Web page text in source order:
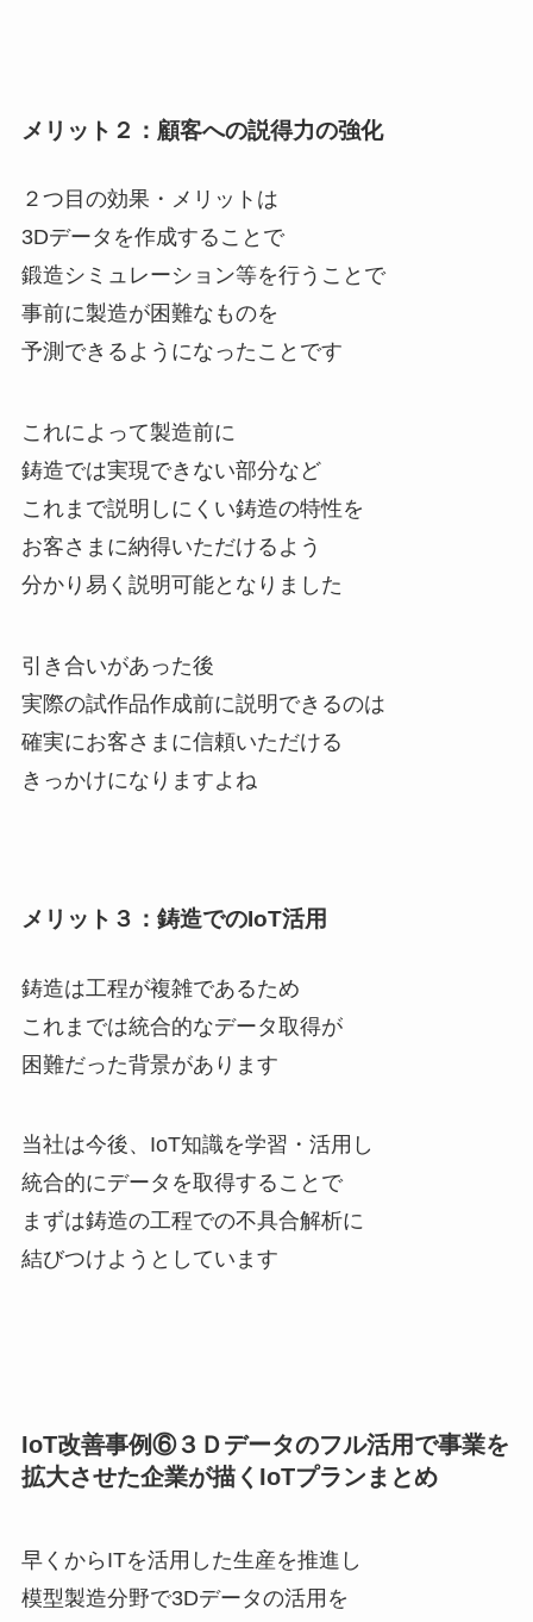
メリット２：顧客への説得力の強化
２つ目の効果・メリットは
3Dデータを作成することで
鍛造シミュレーション等を行うことで
事前に製造が困難なものを
予測できるようになったことです
これによって製造前に
鋳造では実現できない部分など
これまで説明しにくい鋳造の特性を
お客さまに納得いただけるよう
分かり易く説明可能となりました
引き合いがあった後
実際の試作品作成前に説明できるのは
確実にお客さまに信頼いただける
きっかけになりますよね
メリット３：鋳造でのIoT活用
鋳造は工程が複雑であるため
これまでは統合的なデータ取得が
困難だった背景があります
当社は今後、IoT知識を学習・活用し
統合的にデータを取得することで
まずは鋳造の工程での不具合解析に
結びつけようとしています
IoT改善事例⑥３Ｄデータのフル活用で事業を
拡大させた企業が描くIoTプランまとめ
早くからITを活用した生産を推進し
模型製造分野で3Dデータの活用を